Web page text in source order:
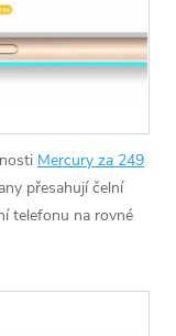
Mercury za 249
přesahují čelní
telefonu na rovné